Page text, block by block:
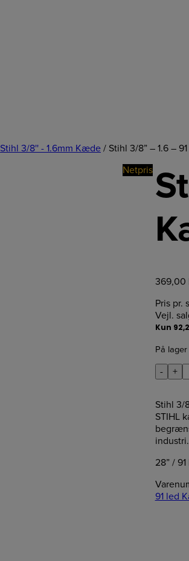
Stihl 3/8'' - 1.6mm Kæde / Stihl 3/8” – 1.6 –
Netpris
369,00
Pris pr.
Vejl.
På lager
-
–
led
+
Stihl 3/
STIHL
industri.
28” /
91 led